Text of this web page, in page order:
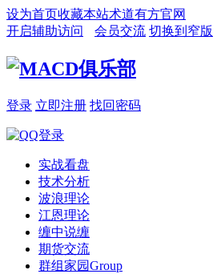
设为首页收藏本站术道有方官网
开启辅助访问
会员交流 切换到窄版
登录 立即注册 找回密码
实战看盘
技术分析
波浪理论
江恩理论
缠中说缠
期货交流
群组家园Group